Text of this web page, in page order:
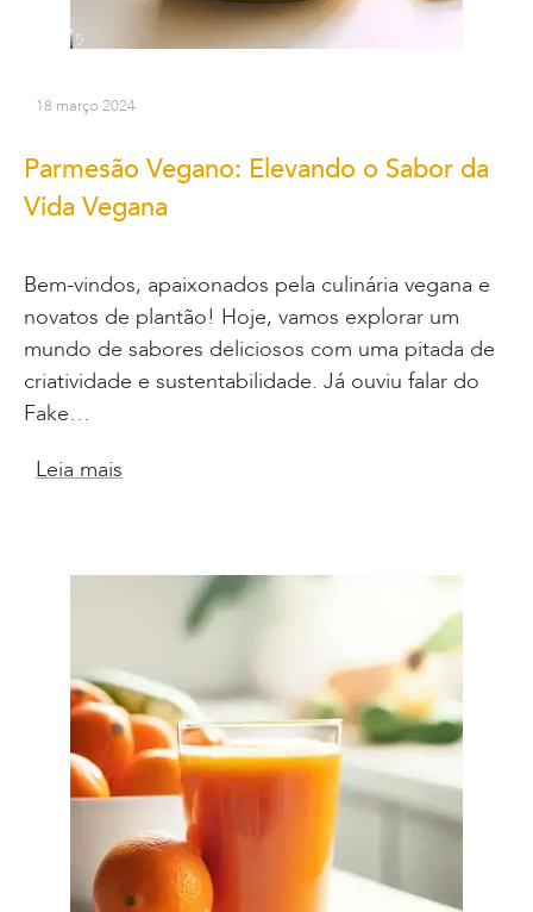
18 março 2024
Parmesão Vegano: Elevando o Sabor da
Vida Vegana
Bem-vindos, apaixonados pela culinária vegana e
novatos de plantão! Hoje, vamos explorar um
mundo de sabores deliciosos com uma pitada de
criatividade e sustentabilidade. Já ouviu falar do
Fake…
Leia mais